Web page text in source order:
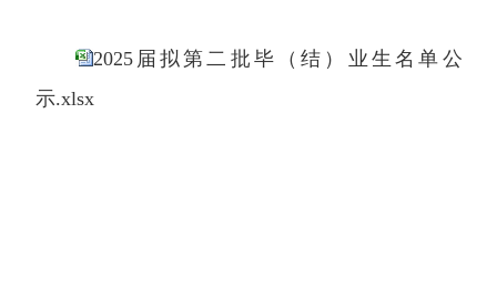
2025届拟第二批毕（结）业生名单公
示.xlsx